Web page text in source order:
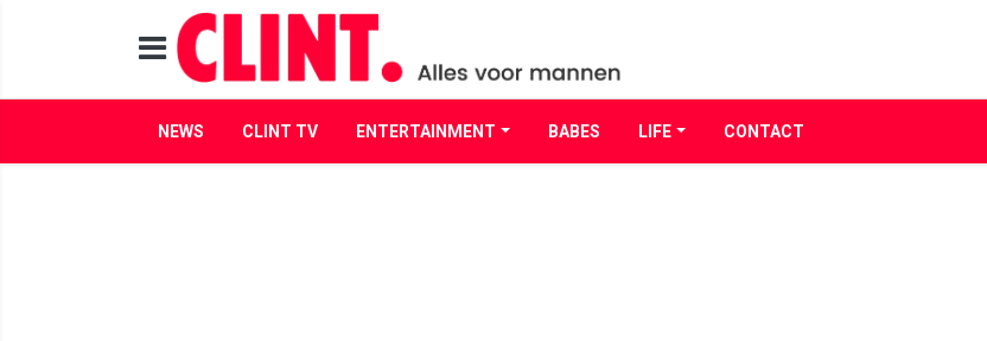
NEWS CLINT TV ENTERTAINMENT BABES LIFE CONTACT